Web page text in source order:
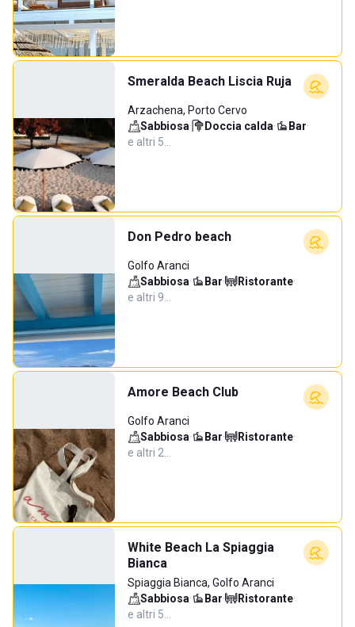
Smeralda Beach Liscia Ruja
Arzachena, Porto Cervo
Sabbiosa· Doccia calda· Bar·
e altri 5…
Don Pedro beach
Golfo Aranci
Sabbiosa· Bar· Ristorante·
e altri 9…
Amore Beach Club
Golfo Aranci
Sabbiosa· Bar· Ristorante·
e altri 2…
White Beach La Spiaggia
Bianca
Spiaggia Bianca, Golfo Aranci
Sabbiosa· Bar· Ristorante·
e altri 5…